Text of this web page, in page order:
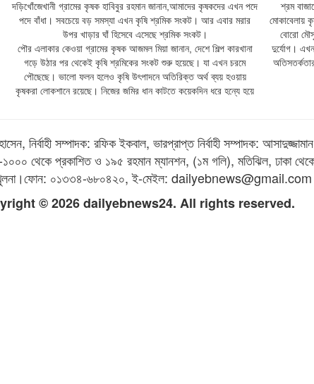
দড়িখোঁজেখানী গ্রামের কৃষক হাবিবুর রহমান জানান,আমাদের কৃষকদের এখন পদে
পদে বাঁধা। সবচেয়ে বড় সমস্যা এখন কৃষি শ্রমিক সংকট। আর এবার মরার
উপর খাড়ার ঘাঁ হিসেবে এসেছে শ্রমিক সংকট।
পৌর এলাকার কেওয়া গ্রামের কৃষক আজমল মিয়া জানান, দেশে শিল্প কারখানা
গড়ে উঠার পর থেকেই কৃষি শ্রমিকের সংকট শুরু হয়েছে। যা এখন চরমে
পৌছেছে। ভালো ফলন হলেও কৃষি উৎপাদনে অতিরিক্ত অর্থ ব্যয় হওয়ায়
কৃষকরা লোকশানে রয়েছে। নিজের জমির ধান কাটতে কয়েকদিন ধরে হন্যে হয়ে
শ্রম
মোকাবেলায়
বোরো
দুর্যোগ।
সম্পাদক: রফিক ইকবাল, ভারপ্রাপ্ত নির্বাহী সম্পাদক:
থেকে প্রকাশিত ও ১৯৫ রহমান ম্যানশন, (১ম গলি), মতিঝিল, ঢাকা
০১৩৩৪-৬৮০৪২০, ই-মেইল: dailyebnews@gmail.com
© 2026 dailyebnews24. All rights reserved.